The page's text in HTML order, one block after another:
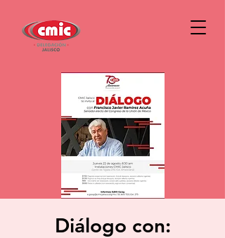
Diálogo con: